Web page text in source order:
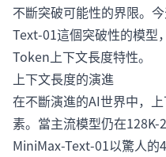
不斷突破可能性的界限。
Text-01這個突破性的模型
Token上下文長度特性。
上下文長度的演進
在不斷演進的AI世界中，
素。當主流模型仍在128K-
MiniMax-Text-01以驚人的